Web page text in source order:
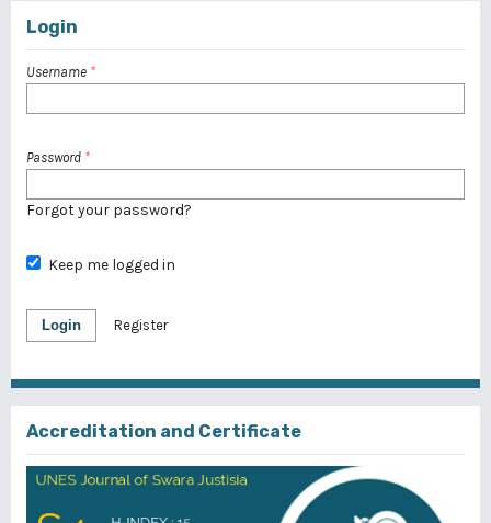
Login
Username *
Password *
Forgot your password?
Keep me logged in
Login Register
Accreditation and Certificate